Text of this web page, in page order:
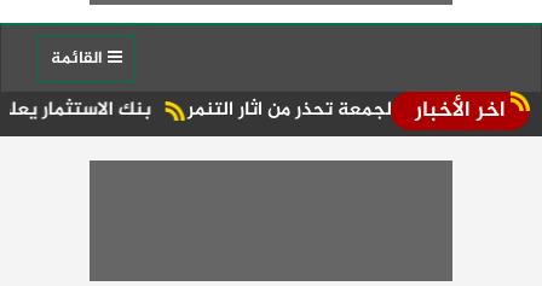
اخر الأخبار بنك الاستثمار يعلن نتائج قوية للنصف الأول من الجمعة تحذر من اثار التنمر